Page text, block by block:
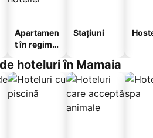
Apartamen
t în regim
Stațiuni
hoteluri în Mamaia